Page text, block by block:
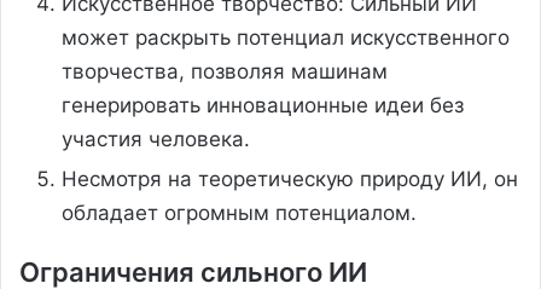
может раскрыть потенциал искусственного
творчества, позволяя машинам
генерировать инновационные идеи без
участия человека.
Несмотря на теоретическую природу ИИ, он
обладает огромным потенциалом.
Ограничения сильного ИИ